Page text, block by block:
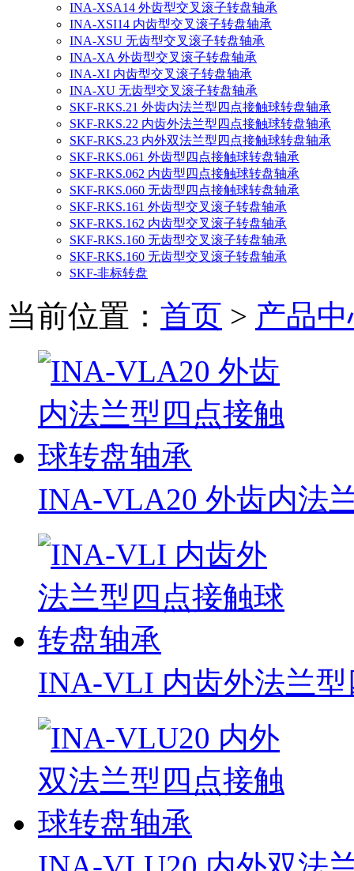
INA-XSA14 外齿型交叉滚子转盘轴承
INA-XSI14 内齿型交叉滚子转盘轴承
INA-XSU 无齿型交叉滚子转盘轴承
INA-XA 外齿型交叉滚子转盘轴承
INA-XI 内齿型交叉滚子转盘轴承
INA-XU 无齿型交叉滚子转盘轴承
SKF-RKS.21 外齿内法兰型四点接触球转盘轴承
SKF-RKS.22 内齿外法兰型四点接触球转盘轴承
SKF-RKS.23 内外双法兰型四点接触球转盘轴承
SKF-RKS.061 外齿型四点接触球转盘轴承
SKF-RKS.062 内齿型四点接触球转盘轴承
SKF-RKS.060 无齿型四点接触球转盘轴承
SKF-RKS.161 外齿型交叉滚子转盘轴承
SKF-RKS.162 内齿型交叉滚子转盘轴承
SKF-RKS.160 无齿型交叉滚子转盘轴承
SKF-RKS.160 无齿型交叉滚子转盘轴承
SKF-非标转盘
当前位置： 首页 > 产品
INA-VLA20 外齿内法
INA-VLI 内齿外法兰型